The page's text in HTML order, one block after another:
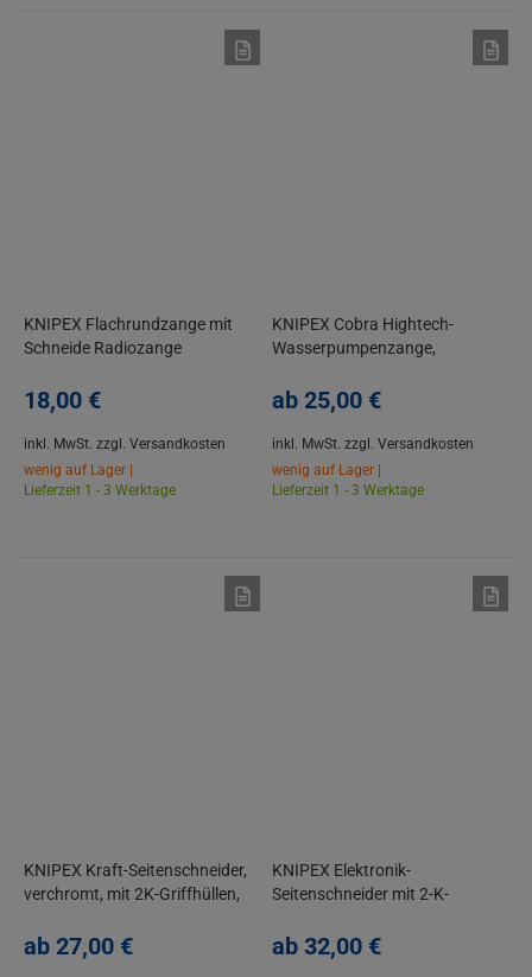
KNIPEX Flachrundzange mit
Schneide Radiozange
18,00 €
inkl. MwSt. zzgl. Versandkosten
wenig auf Lager |
Lieferzeit 1 - 3 Werktage
KNIPEX Cobra Hightech-
Wasserpumpenzange,
mm
ab 25,00 €
inkl. MwSt. zzgl. Versandkosten
wenig auf Lager |
Lieferzeit 1 - 3 Werktage
KNIPEX Kraft-Seitenschneider,
verchromt, mit 2K-Griffhüllen,
ab 27,00 €
KNIPEX Elektronik-
Seitenschneider mit 2-K-
Facette
ab 32,00 €